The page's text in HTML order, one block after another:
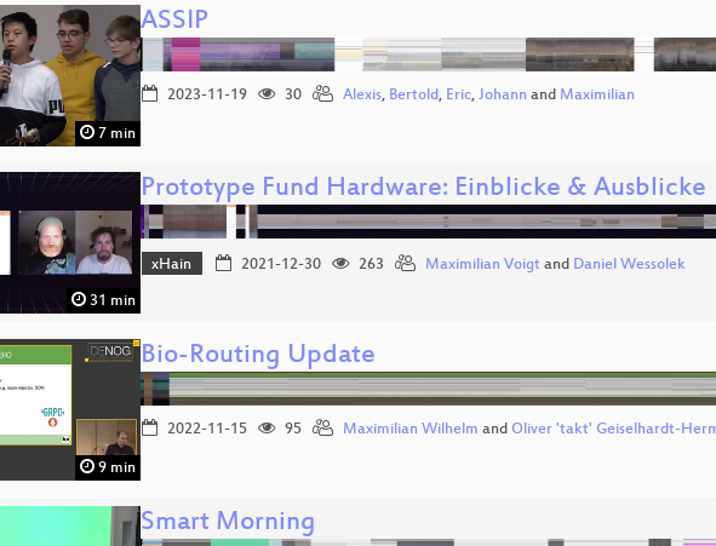
7 min
ASSIP
2023-11-19 30 Alexis, Bertold, Eric, Johann and Maximilian
31 min
Prototype Fund Hardware: Einblicke & Ausblicke
xHain 2021-12-30 263 Maximilian Voigtand Daniel Wessolek
9 min
Bio-Routing Update
2022-11-15 95 Maximilian Wilhelm and Oliver 'takt' Geiselhardt-
Smart Morning